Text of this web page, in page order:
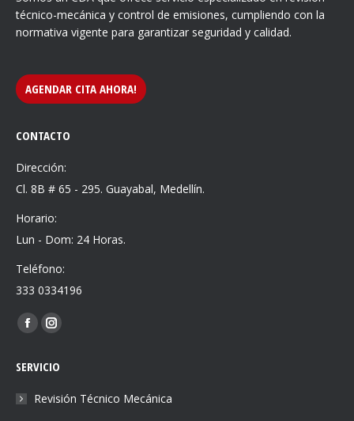
técnico-mecánica y control de emisiones, cumpliendo con la
normativa vigente para garantizar seguridad y calidad.
AGENDAR CITA AHORA!
CONTACTO
Dirección:
Cl. 8B # 65 - 295. Guayabal, Medellín.
Horario:
Lun - Dom: 24 Horas.
Teléfono:
333 0334196
Find us on:
Facebook
opens
in
Instagram
opens
in
SERVICIO
Revisión Técnico Mecánica